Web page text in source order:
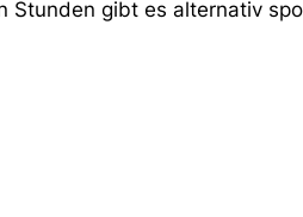
Stunden gibt es alternativ